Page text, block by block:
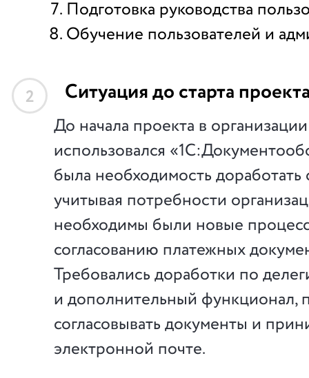
Подготовка руководства
Обучение пользователей и
2 Ситуация до старта
До начала проекта в
использовался
была необходимость доработать
учитывая потребности
необходимы были новые
согласованию платежных
Требовались доработки по
и дополнительный функционал,
согласовывать документы и
электронной почте.